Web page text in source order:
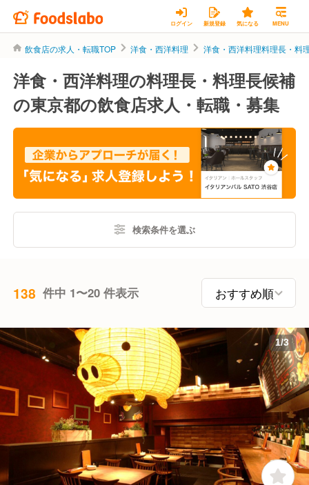
ログイン 新規登録 気になる MENU
飲食店の求人・転職TOP 洋食・西洋料理 洋食・西洋料理料理長・料
洋食・西洋料理の料理長・料理長候補
の東京都の飲食店求人・転職・募集
検索条件を選ぶ
138 件中 1〜20 件表示
1/3